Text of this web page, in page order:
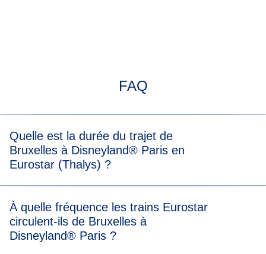
FAQ
Quelle est la durée du trajet de
Bruxelles à Disneyland® Paris en
Eurostar (Thalys) ?
À quelle fréquence les trains Eurostar
circulent-ils de Bruxelles à
Disneyland® Paris ?